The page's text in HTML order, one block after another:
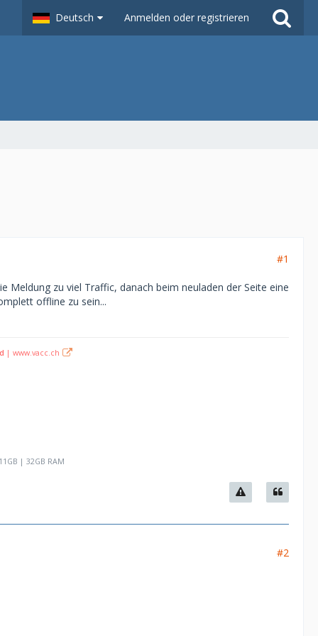
Deutsch Anmelden oder registrieren
#1
Meldung zu viel Traffic, danach beim neuladen der Seite eine
offline zu sein...
| www.vacc.ch
| 32GB RAM
#2